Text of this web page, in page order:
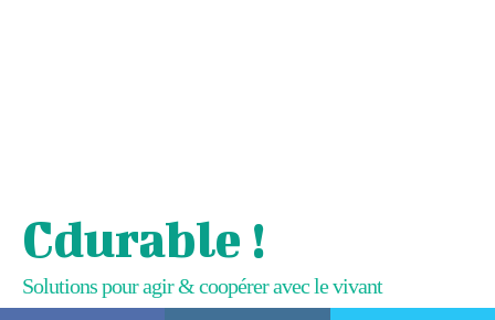
Cdurable !
Solutions pour agir & coopérer avec le vivant